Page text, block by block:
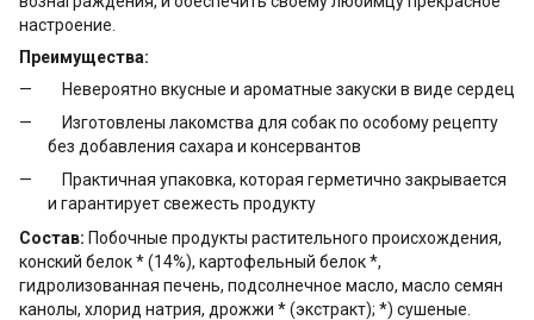
настроение.
Преимущества:
Невероятно вкусные и ароматные закуски в виде сердец
Изготовлены лакомства для собак по особому рецепту
без добавления сахара и консервантов
Практичная упаковка, которая герметично закрывается
и гарантирует свежесть продукту
Состав: Побочные продукты растительного происхождения,
конский белок * (14%), картофельный белок *,
гидролизованная печень, подсолнечное масло, масло семян
канолы, хлорид натрия, дрожжи * (экстракт); *) сушеные.